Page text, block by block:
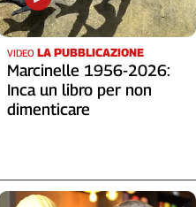
VIDEO LA PUBBLICAZIONE
Marcinelle 1956-2026:
Inca un libro per non
dimenticare